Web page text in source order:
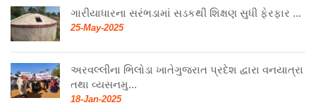
ગારીયાધારના સરંભડામાં સડકથી શિક્ષણ સુધી ફેરફાર ...
25-May-2025
અરવલ્લીના ભિલોડા ખાતેગુજરાત પ્રદેશ દ્વારા વનયાત્રા
તથા વ્યસનમુ...
18-Jan-2025